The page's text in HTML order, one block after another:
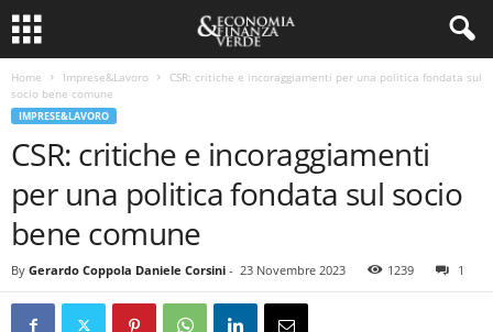
Home Imprese&Lavoro
CSR: critiche e incoraggiamenti per una politica fondata sul
socio bene comune
IMPRESE&LAVORO
CSR: critiche e incoraggiamenti
per una politica fondata sul socio
bene comune
By Gerardo Coppola Daniele Corsini - 23 Novembre 2023 1239 1